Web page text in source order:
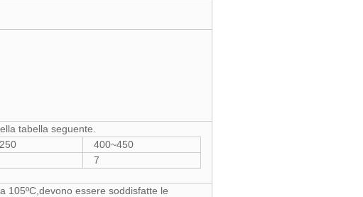
tabella seguente.
400~450
7
105ºC,devono essere soddisfatte le